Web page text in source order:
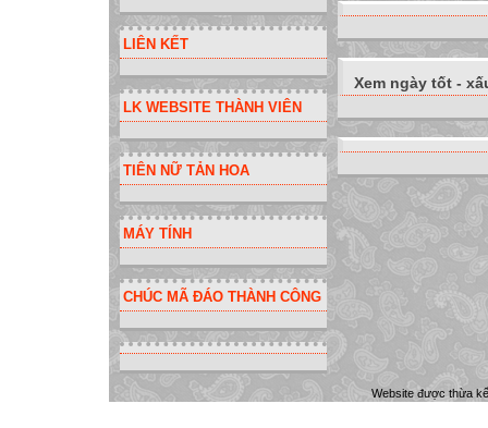
LIÊN KẾT
LK WEBSITE THÀNH VIÊN
TIÊN NỮ TẢN HOA
MÁY TÍNH
CHÚC MÃ ĐÁO THÀNH CÔNG
Xem ngày tốt -
Website được thừa